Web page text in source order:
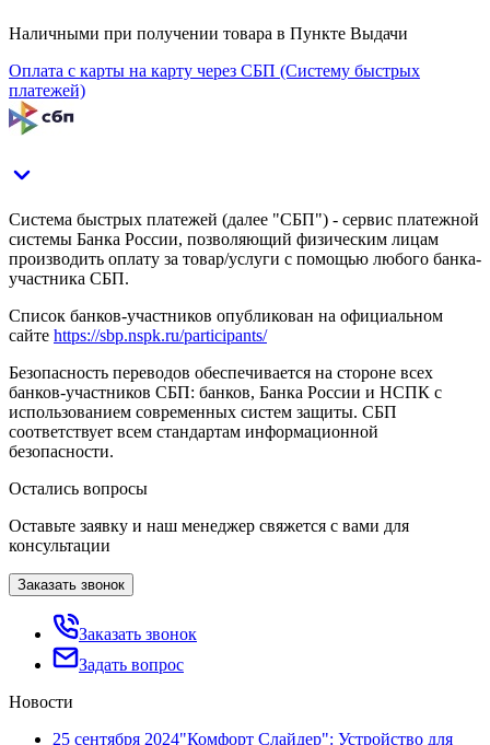
Наличными при получении товара в Пункте Выдачи
Оплата с карты на карту через СБП (Систему быстрых
платежей)
Система быстрых платежей (далее "СБП") - сервис платежной
системы Банка России, позволяющий физическим лицам
производить оплату за товар/услуги с помощью любого банка-
участника СБП.
Список банков-участников опубликован на официальном
сайте https://sbp.nspk.ru/participants/
Безопасность переводов обеспечивается на стороне всех
банков-участников СБП: банков, Банка России и НСПК с
использованием современных систем защиты. СБП
соответствует всем стандартам информационной
безопасности.
Остались вопросы
Оставьте заявку и наш менеджер свяжется с вами для
консультации
Заказать звонок
Заказать звонок
Задать вопрос
Новости
25 сентября 2024"Комфорт Слайдер": Устройство для